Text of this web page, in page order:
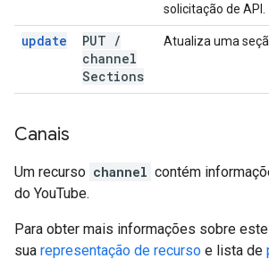
solicitação de API.
update PUT /
channel
Sections
Atualiza uma
Canais
Um recurso channel contém
do YouTube.
Para obter mais informações sobre
sua representação de recurso e lista de